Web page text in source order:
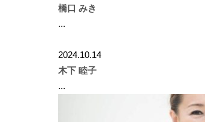
橋口 みき
...
2024.10.14
木下 睦子
...